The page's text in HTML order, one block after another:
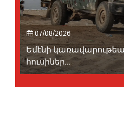
07/08/2026
Եմէնի
հուսիներ...